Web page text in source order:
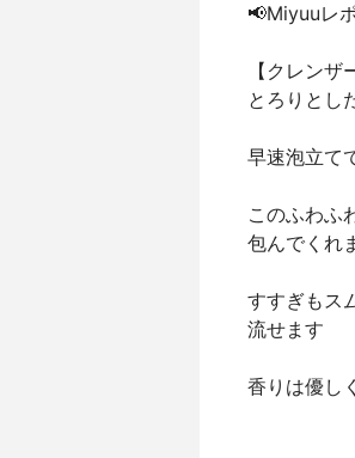
📢Miyuuレ
【クレンザ
とろりとし
早速泡立て
このふわふ
包んでくれ
すすぎもス
流せます
香りは優し